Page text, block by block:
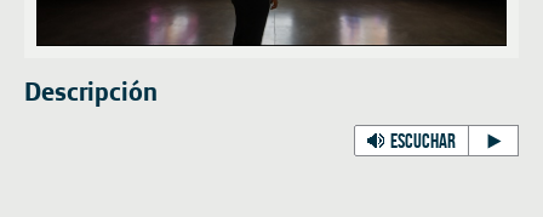
Descripción
ESCUCHAR